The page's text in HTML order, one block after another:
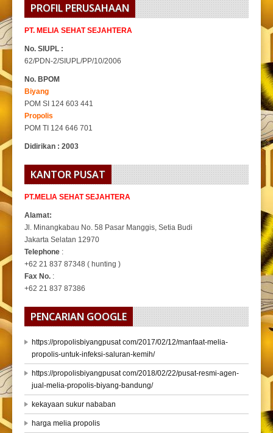
PROFIL PERUSAHAAN
PT. MELIA SEHAT SEJAHTERA
No. SIUPL :
62/PDN-2/SIUPL/PP/10/2006
No. BPOM
Biyang
POM SI 124 603 441
Propolis
POM TI 124 646 701
Didirikan : 2003
KANTOR PUSAT
PT.MELIA SEHAT SEJAHTERA
Alamat:
Jl. Minangkabau No. 58 Pasar Manggis, Setia Budi
Jakarta Selatan 12970
Telephone :
+62 21 837 87348 ( hunting )
Fax No. :
+62 21 837 87386
PENCARIAN GOOGLE
https://propolisbiyangpusat com/2017/02/12/manfaat-melia-
propolis-untuk-infeksi-saluran-kemih/
https://propolisbiyangpusat com/2018/02/22/pusat-resmi-agen-
jual-melia-propolis-biyang-bandung/
kekayaan sukur nababan
harga melia propolis